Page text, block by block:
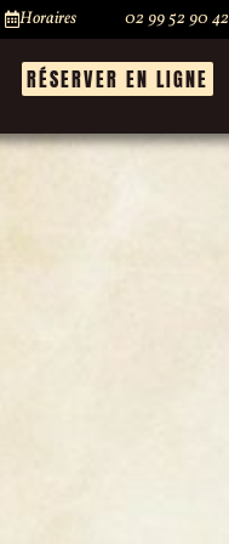
Horaires 02 99 52 90 42
RÉSERVER EN LIGNE